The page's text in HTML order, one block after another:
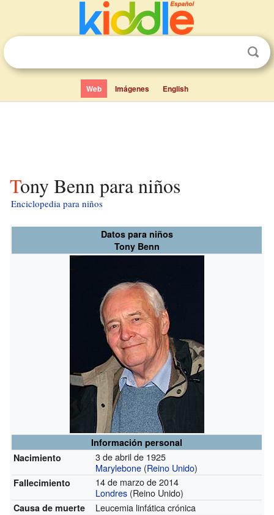
Web Imágenes English
Tony Benn para niños
Enciclopedia para niños
Datos para niños
Tony Benn
Información personal
Nacimiento
3 de abril de 1925
Marylebone (Reino Unido)
Fallecimiento
14 de marzo de 2014
Londres (Reino Unido)
Causa de muerte Leucemia linfática crónica